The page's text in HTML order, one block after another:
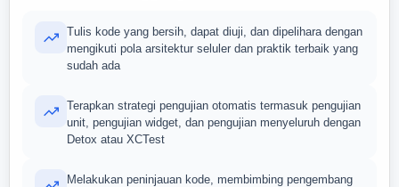
Tulis kode yang bersih, dapat diuji, dan dipelihara dengan
mengikuti pola arsitektur seluler dan praktik terbaik yang
sudah ada
Terapkan strategi pengujian otomatis termasuk pengujian
unit, pengujian widget, dan pengujian menyeluruh dengan
Detox atau XCTest
Melakukan peninjauan kode, membimbing pengembang